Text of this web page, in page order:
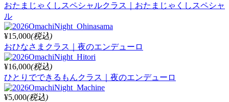
おたまじゃくしスペシャルクラス｜おたまじゃくしスペシャ
ル
¥15,000(税込)
おひなさまクラス｜夜のエンデューロ
¥16,000(税込)
ひとりでできるもんクラス｜夜のエンデューロ
¥5,000(税込)